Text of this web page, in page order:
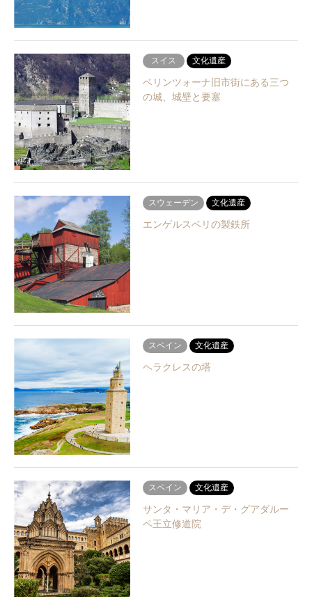
スイス 文化遺産
ベリンツォーナ旧市街にある三つ
の城、城壁と要塞
スウェーデン 文化遺産
エンゲルスベリの製鉄所
スペイン 文化遺産
ヘラクレスの塔
スペイン 文化遺産
サンタ・マリア・デ・グアダルー
ペ王立修道院